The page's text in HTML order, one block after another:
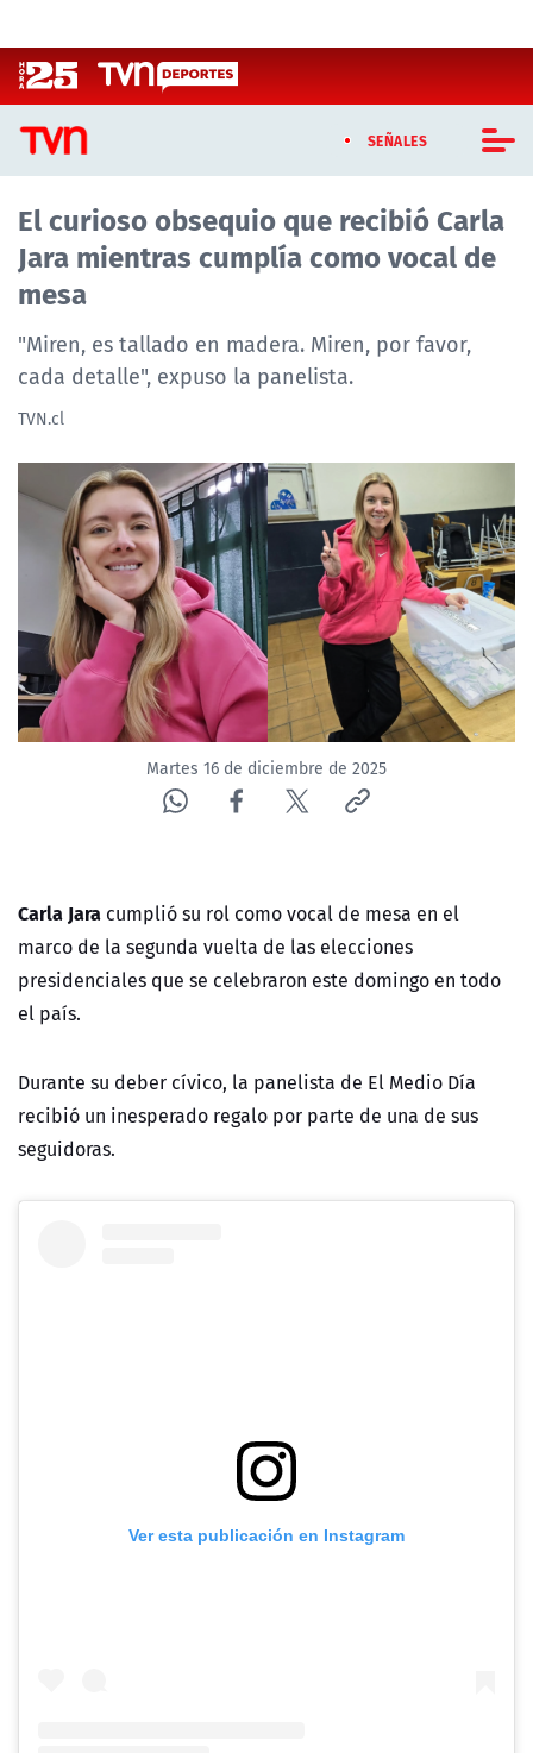
SEÑALES
CASTING MASTERCHEF CHILE
CASTING TVN VERTICAL
TVN VERTICAL
TVN PLAY
TELESERIES
NTV
ACTUALIDAD Y TENDENCIAS
CORPORATIVO Y TRANSPARENCIA
CANAL DE DENUNCIAS
ÁREA DE PROYECTOS
El curioso obsequio que recibió Carla
Jara mientras cumplía como vocal de
mesa
"Miren, es tallado en madera. Miren, por favor,
cada detalle", expuso la panelista.
TVN.cl
Martes 16 de diciembre de 2025
Carla Jara cumplió su rol como vocal de mesa en el
marco de la segunda vuelta de las elecciones
presidenciales que se celebraron este domingo en todo
el país.
Durante su deber cívico, la panelista de El Medio Día
recibió un inesperado regalo por parte de una de sus
seguidoras.
Ver esta publicación en Instagram